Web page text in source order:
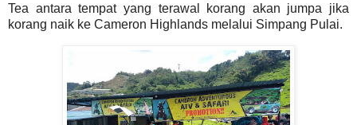
Tea antara tempat yang terawal korang akan jumpa jika
korang naik ke Cameron Highlands melalui Simpang Pulai.